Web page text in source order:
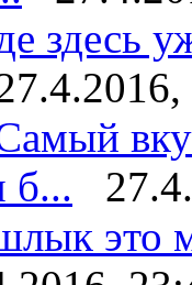
здесь
б...
это